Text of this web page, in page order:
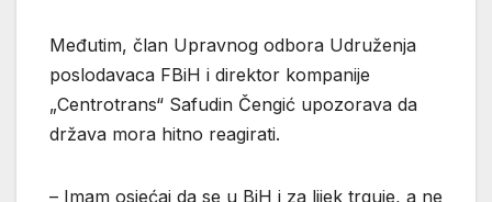
Međutim, član Upravnog odbora Udruženja
poslodavaca FBiH i direktor kompanije
„Centrotrans“ Safudin Čengić upozorava da
država mora hitno reagirati.
– Imam osjećaj da se u BiH i za lijek trguje, a ne